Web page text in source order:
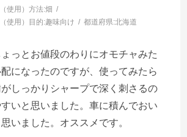
使用）方法:畑
使用）目的:趣味向け 都道府県:北海道
っとお値段のわりにオモチャみた
になったのですが、使ってみたら
しっかりシャープで深く刺さるの
いと思いました。車に積んでおい
いました。オススメです。